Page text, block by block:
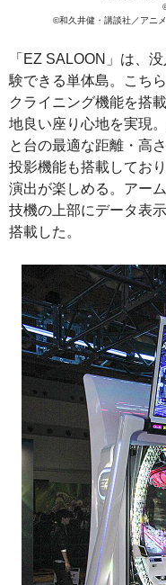
©和久井健・講談社／アニ
「EZ SALOON」は、
験できる単体島。こち
クライニング機能を搭
地良い座り心地を実現
と台の最適な距離・高
投影機能も搭載してお
演出が楽しめる。アー
技機の上部にデータ表
搭載した。